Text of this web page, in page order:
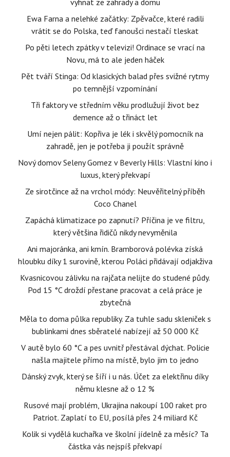
vyhnat ze zahrady a domu
Ewa Farna a nelehké začátky: Zpěvačce, které radili
vrátit se do Polska, teď fanoušci nestačí tleskat
Po pěti letech zpátky v televizi! Ordinace se vrací na
Novu, má to ale jeden háček
Pět tváří Stinga: Od klasických balad přes svižné rytmy
po temnější vzpomínání
Tři faktory ve středním věku prodlužují život bez
demence až o třináct let
Umí nejen pálit: Kopřiva je lék i skvělý pomocník na
zahradě, jen je potřeba ji použít správně
Nový domov Seleny Gomez v Beverly Hills: Vlastní kino i
luxus, který překvapí
Ze sirotčince až na vrchol módy: Neuvěřitelný příběh
Coco Chanel
Zapáchá klimatizace po zapnutí? Příčina je ve filtru,
který většina řidičů nikdy nevyměnila
Ani majoránka, ani kmín. Bramborová polévka získá
hloubku díky 1 surovině, kterou Poláci přidávají odjakživa
Kvasnicovou zálivku na rajčata nelijte do studené půdy.
Pod 15 °C droždí přestane pracovat a celá práce je
zbytečná
Měla to doma půlka republiky. Za tuhle sadu skleniček s
bublinkami dnes sběratelé nabízejí až 50 000 Kč
V autě bylo 60 °C a pes uvnitř přestával dýchat. Policie
našla majitele přímo na místě, bylo jim to jedno
Dánský zvyk, který se šíří i u nás. Účet za elektřinu díky
němu klesne až o 12 %
Rusové mají problém, Ukrajina nakoupí 100 raket pro
Patriot. Zaplatí to EU, posílá přes 24 miliard Kč
Kolik si vydělá kuchařka ve školní jídelně za měsíc? Ta
částka vás nejspíš překvapí